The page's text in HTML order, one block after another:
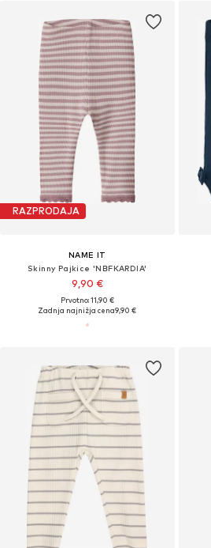
RAZPRODAJA
NAME IT
Skinny Pajkice 'NBFKARDIA'
9,90 €
Prvotno: 11,90 €
Zadnja najnižja cena9,90 €